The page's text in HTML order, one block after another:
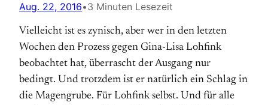
Aug. 22, 2016•3 Minuten Lesezeit
Vielleicht ist es zynisch, aber wer in den letzten
Wochen den Prozess gegen Gina-Lisa Lohfink
beobachtet hat, überrascht der Ausgang nur
bedingt. Und trotzdem ist er natürlich ein Schlag in
die Magengrube. Für Lohfink selbst. Und für alle